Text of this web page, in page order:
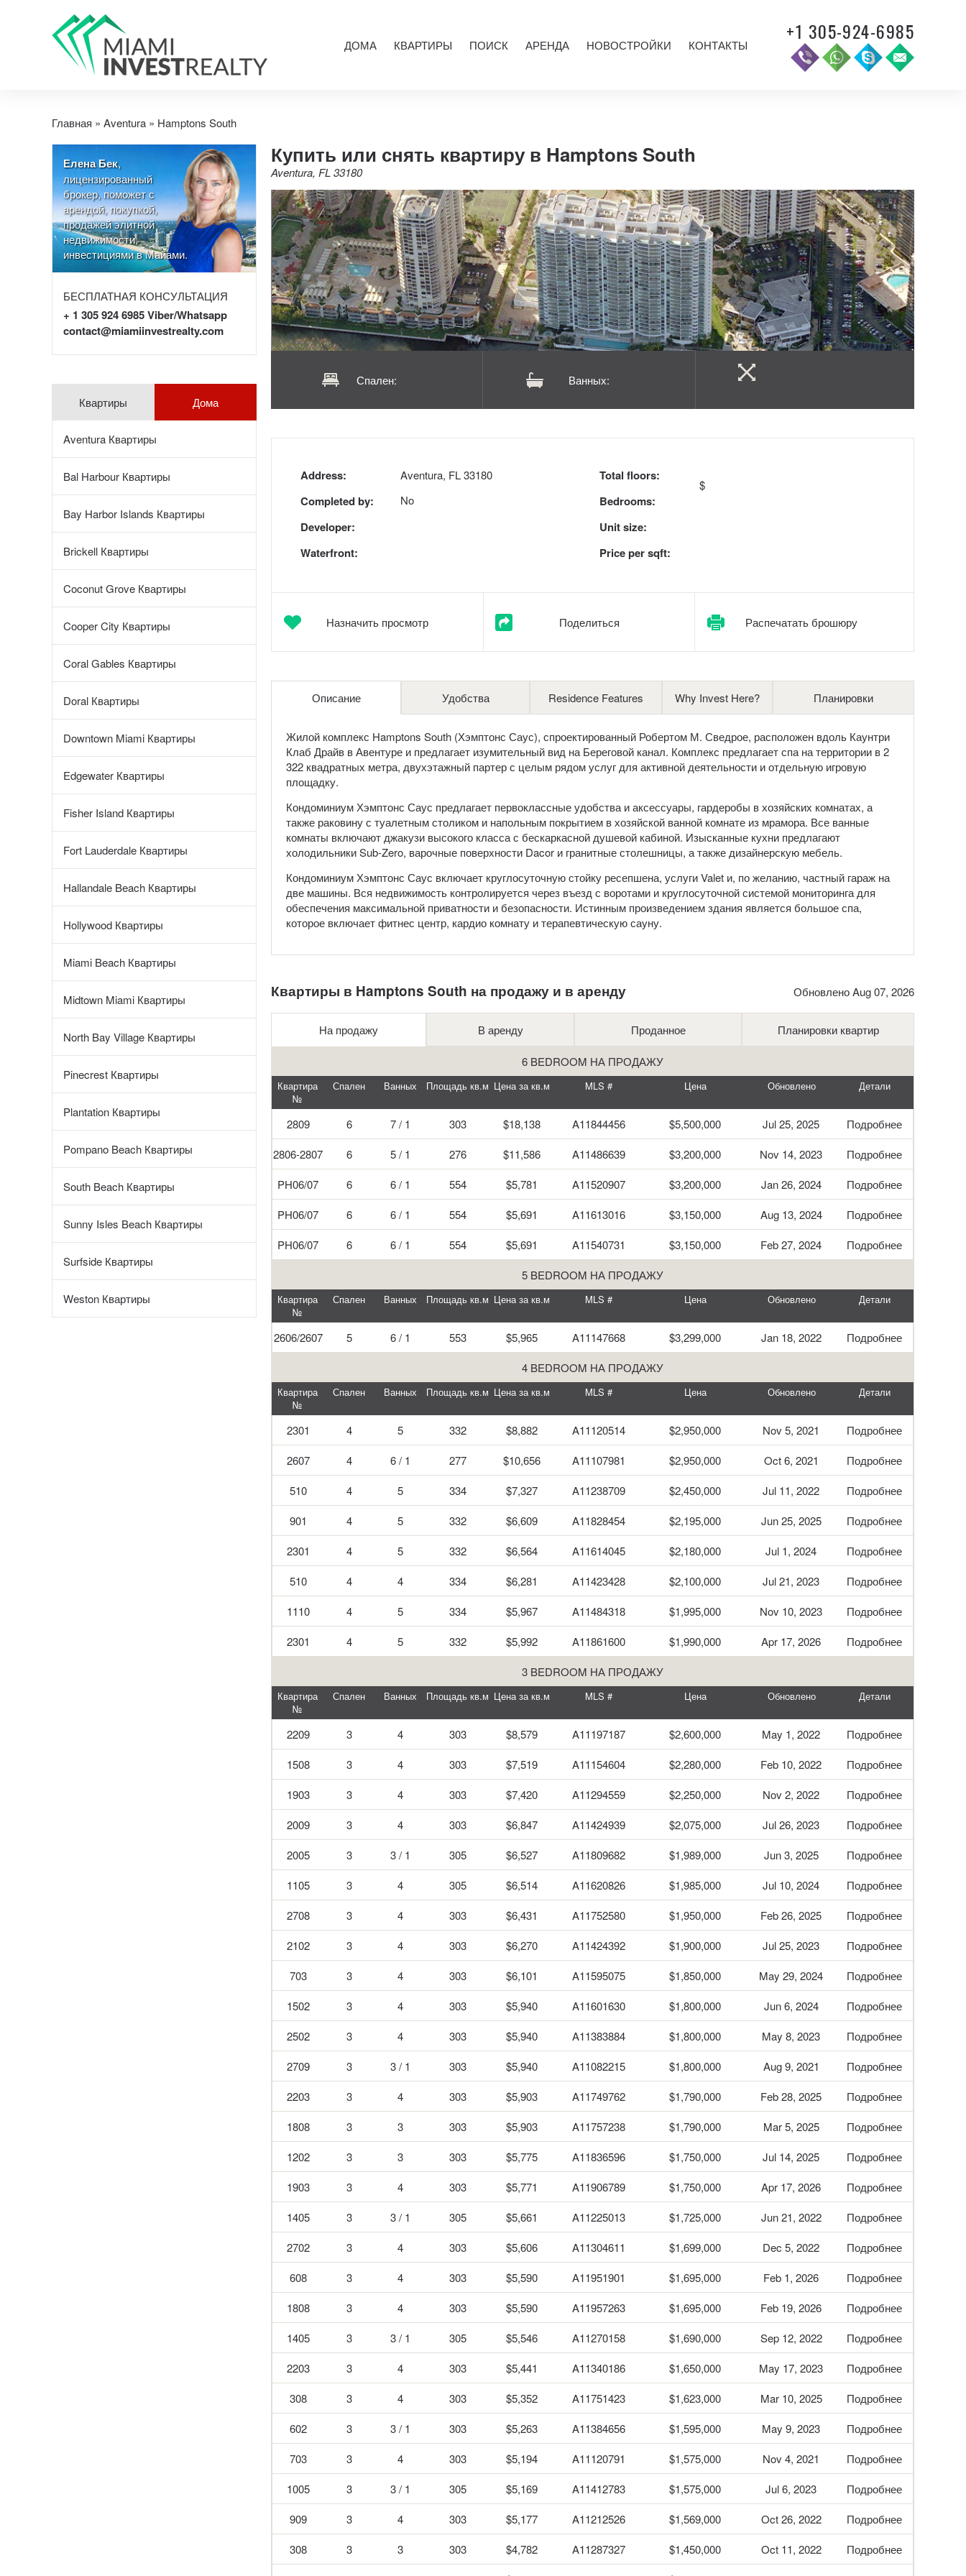
ДОМА КВАРТИРЫ ПОИСК АРЕНДА НОВОСТРОЙКИ КОНТАКТЫ
+1 305-924-6985
Главная » Aventura » Hamptons South
Елена Бек,
лицензированный
брокер, поможет с
арендой, покупкой,
продажей элитной
недвижимости,
инвестициями в Майами.
БЕСПЛАТНАЯ КОНСУЛЬТАЦИЯ
+ 1 305 924 6985 Viber/Whatsapp
contact@miamiinvestrealty.com
Квартиры
Aventura Квартиры
Bal Harbour Квартиры
Bay Harbor Islands Квартиры
Brickell Квартиры
Coconut Grove Квартиры
Cooper City Квартиры
Coral Gables Квартиры
Doral Квартиры
Downtown Miami Квартиры
Edgewater Квартиры
Fisher Island Квартиры
Fort Lauderdale Квартиры
Hallandale Beach Квартиры
Hollywood Квартиры
Miami Beach Квартиры
Midtown Miami Квартиры
North Bay Village Квартиры
Pinecrest Квартиры
Plantation Квартиры
Pompano Beach Квартиры
South Beach Квартиры
Sunny Isles Beach Квартиры
Surfside Квартиры
Weston Квартиры
Дома
Купить или снять квартиру в Hamptons South
Aventura, FL 33180
Спален: Ванных:
Address:
Completed by:
Developer:
Waterfront:
Aventura, FL 33180
No
Total floors:
Bedrooms:
Unit size:
Price per sqft:
$
Назначить просмотр Поделиться Распечатать брошюру
Описание Удобства Residence Features Why Invest Here? Планировки
Жилой комплекс Hamptons South (Хэмптонс Саус), спроектированный Робертом М. Сведрое, расположен вдоль Каунтри
Клаб Драйв в Авентуре и предлагает изумительный вид на Береговой канал. Комплекс предлагает спа на территории в 2
322 квадратных метра, двухэтажный партер с целым рядом услуг для активной деятельности и отдельную игровую
площадку.
Кондоминиум Хэмптонс Саус предлагает первоклассные удобства и аксессуары, гардеробы в хозяйских комнатах, а
также раковину с туалетным столиком и напольным покрытием в хозяйской ванной комнате из мрамора. Все ванные
комнаты включают джакузи высокого класса с бескаркасной душевой кабиной. Изысканные кухни предлагают
холодильники Sub-Zero, варочные поверхности Dacor и гранитные столешницы, а также дизайнерскую мебель.
Кондоминиум Хэмптонс Саус включает круглосуточную стойку ресепшена, услуги Valet и, по желанию, частный гараж на
две машины. Вся недвижимость контролируется через въезд с воротами и круглосуточной системой мониторинга для
обеспечения максимальной приватности и безопасности. Истинным произведением здания является большое спа,
которое включает фитнес центр, кардио комнату и терапевтическую сауну.
Обновлено Aug 07, 2026
Квартиры в Hamptons South на продажу и в аренду
На продажу В аренду Проданное Планировки квартир
6 BEDROOM НА ПРОДАЖУ
Квартира
№
Спален Ванных Площадь кв.м Цена за кв.м MLS # Цена Обновлено Детали
2809 6 7 / 1 303 $18,138 A11844456 $5,500,000 Jul 25, 2025
Подробнее
2806-2807
6 5 / 1 276 $11,586 A11486639 $3,200,000 Nov 14, 2023
Подробнее
PH06/07
6 6 / 1 554 $5,781 A11520907 $3,200,000 Jan 26, 2024
Подробнее
PH06/07
6 6 / 1 554 $5,691 A11613016 $3,150,000 Aug 13, 2024
Подробнее
PH06/07
6 6 / 1 554 $5,691 A11540731 $3,150,000 Feb 27, 2024
Подробнее
5 BEDROOM НА ПРОДАЖУ
Квартира
№
Спален Ванных Площадь кв.м Цена за кв.м MLS # Цена Обновлено Детали
2606/2607 5 6 / 1 553 $5,965 A11147668 $3,299,000 Jan 18, 2022
Подробнее
4 BEDROOM НА ПРОДАЖУ
Квартира
№
Спален Ванных Площадь кв.м Цена за кв.м MLS # Цена Обновлено Детали
2301 4 5 332 $8,882 A11120514 $2,950,000 Nov 5, 2021
Подробнее
2607
4 6 / 1 277 $10,656 A11107981 $2,950,000 Oct 6, 2021
Подробнее
510
4 5 334 $7,327 A11238709 $2,450,000 Jul 11, 2022
Подробнее
901
4 5 332 $6,609 A11828454 $2,195,000 Jun 25, 2025
Подробнее
2301
4 5 332 $6,564 A11614045 $2,180,000 Jul 1, 2024
Подробнее
510
4 4 334 $6,281 A11423428 $2,100,000 Jul 21, 2023
Подробнее
1110
4 5 334 $5,967 A11484318 $1,995,000 Nov 10, 2023
Подробнее
2301
4 5 332 $5,992 A11861600 $1,990,000 Apr 17, 2026
Подробнее
3 BEDROOM НА ПРОДАЖУ
Квартира
№
Спален Ванных Площадь кв.м Цена за кв.м MLS # Цена Обновлено Детали
2209 3 4 303 $8,579 A11197187 $2,600,000 May 1, 2022
Подробнее
1508
3 4 303 $7,519 A11154604 $2,280,000 Feb 10, 2022
Подробнее
1903
3 4 303 $7,420 A11294559 $2,250,000 Nov 2, 2022
Подробнее
2009
3 4 303 $6,847 A11424939 $2,075,000 Jul 26, 2023
Подробнее
2005
3 3 / 1 305 $6,527 A11809682 $1,989,000 Jun 3, 2025
Подробнее
1105
3 4 305 $6,514 A11620826 $1,985,000 Jul 10, 2024
Подробнее
2708
3 4 303 $6,431 A11752580 $1,950,000 Feb 26, 2025
Подробнее
2102
3 4 303 $6,270 A11424392 $1,900,000 Jul 25, 2023
Подробнее
703
3 4 303 $6,101 A11595075 $1,850,000 May 29, 2024
Подробнее
1502
3 4 303 $5,940 A11601630 $1,800,000 Jun 6, 2024
Подробнее
2502
3 4 303 $5,940 A11383884 $1,800,000 May 8, 2023
Подробнее
2709
3 3 / 1 303 $5,940 A11082215 $1,800,000 Aug 9, 2021
Подробнее
2203
3 4 303 $5,903 A11749762 $1,790,000 Feb 28, 2025
Подробнее
1808
3 3 303 $5,903 A11757238 $1,790,000 Mar 5, 2025
Подробнее
1202
3 3 303 $5,775 A11836596 $1,750,000 Jul 14, 2025
Подробнее
1903
3 4 303 $5,771 A11906789 $1,750,000 Apr 17, 2026
Подробнее
1405
3 3 / 1 305 $5,661 A11225013 $1,725,000 Jun 21, 2022
Подробнее
2702
3 4 303 $5,606 A11304611 $1,699,000 Dec 5, 2022
Подробнее
608
3 4 303 $5,590 A11951901 $1,695,000 Feb 1, 2026
Подробнее
1808
3 4 303 $5,590 A11957263 $1,695,000 Feb 19, 2026
Подробнее
1405
3 3 / 1 305 $5,546 A11270158 $1,690,000 Sep 12, 2022
Подробнее
2203
3 4 303 $5,441 A11340186 $1,650,000 May 17, 2023
Подробнее
308
3 4 303 $5,352 A11751423 $1,623,000 Mar 10, 2025
Подробнее
602
3 3 / 1 303 $5,263 A11384656 $1,595,000 May 9, 2023
Подробнее
703
3 4 303 $5,194 A11120791 $1,575,000 Nov 4, 2021
Подробнее
1005
3 3 / 1 305 $5,169 A11412783 $1,575,000 Jul 6, 2023
Подробнее
909
3 4 303 $5,177 A11212526 $1,569,000 Oct 26, 2022
Подробнее
308
3 3 303 $4,782 A11287327 $1,450,000 Oct 11, 2022
Подробнее